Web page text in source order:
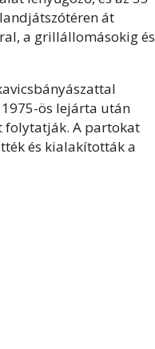
át
a grillállomásokig és
ös lejárta után
folytatják. A partokat
és kialakították a